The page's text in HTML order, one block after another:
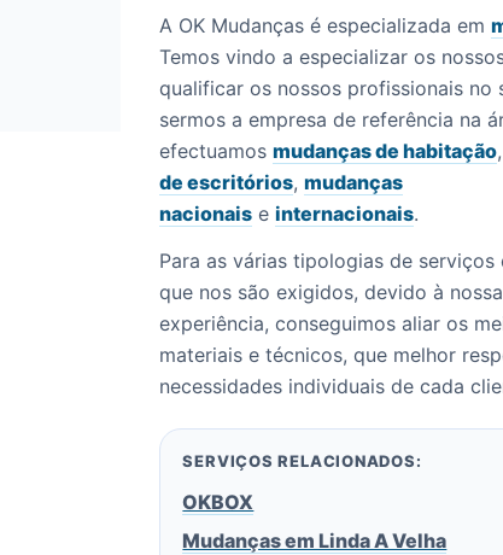
A OK Mudanças é especializada em
Temos vindo a especializar os
qualificar os nossos profissionais no
sermos a empresa de referência na
efectuamosmudanças de habitação
de escritórios,mudanças
nacionais einternacionais.
Para as várias tipologias de serviços
que nos são exigidos, devido à
experiência, conseguimos aliar os
materiais e técnicos, que melhor
necessidades individuais de cada
SERVIÇOS RELACIONADOS:
OKBOX
Mudanças em Linda A Velha